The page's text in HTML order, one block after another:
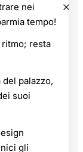
nei
tempo!
resta
palazzo,
suoi
gli